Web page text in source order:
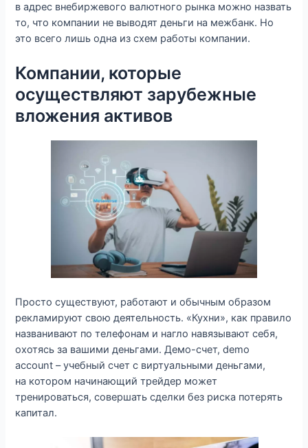
в адрес внебиржевого валютного рынка можно назвать
то, что компании не выводят деньги на межбанк. Но
это всего лишь одна из схем работы компании.
Компании, которые
осуществляют зарубежные
вложения активов
Просто существуют, работают и обычным образом
рекламируют свою деятельность. «Кухни», как правило
названивают по телефонам и нагло навязывают себя,
охотясь за вашими деньгами. Демо-счет, demo
account – учебный счет с виртуальными деньгами,
на котором начинающий трейдер может
тренироваться, совершать сделки без риска потерять
капитал.